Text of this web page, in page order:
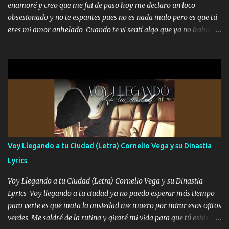
enfiesto me gusta vivir en grande más me cuido me gusta ser
responsable hay rateros envidiosos que no falten mi dios es grande
me cuida de las maldades Pa el equipo aquí le mando un abrazo
enamoré y creo que me fui de paso hoy me declaro un loco
obsesionado y no te espantes pues no es nada malo pero es que tú
eres mi amor anhelado Cuando te vi sentí algo que ya no había
cariño de mi alma Que pa febrero vendré frente a ti con mis
preguntas y digas que sí hacernos novios y verte feliz y muy
contenta como yo por ti Música Pregúntame qué es lo que me
enamora pa describirte unas cuantas horas también pregunta que
quiero contigo que seas dichosa al estar conmigo Y ya borracho
contéstame la llamada pa dedicarte unas bonitas palabras así
borracho me animo a decirte todo y puedo describirlo mucho que
me encantes Decirte que me siento muy feliz y emocionado por
tenerte aquí espero que quiera...
Voy Llegando a tu Ciudad (Letra) Cornelio Vega y su Dinastia
Lyrics
Voy Llegando a tu Ciudad (Letra) Cornelio Vega y su Dinastia
Lyrics Voy llegando a tu ciudad ya no puedo esperar más tiempo
para verte es que mata la ansiedad me muero por mirar esos ojitos
verdes Me saldré de la rutina y giraré mi vida para que tú estés en